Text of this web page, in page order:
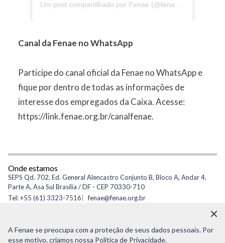
Um post compartilhado por Fenae (@fenaefederacao)
Canal da Fenae no WhatsApp
Participe do canal oficial da Fenae no WhatsApp e
fique por dentro de todas as informações de
interesse dos empregados da Caixa. Acesse:
https://link.fenae.org.br/canalfenae.
Onde estamos
SEPS Qd. 702, Ed. General Alencastro Conjunto B, Bloco A, Andar 4,
Parte A, Asa Sul Brasília / DF - CEP 70330-710
Tel: +55 (61) 3323-7516
fenae@fenae.org.br
A Fenae se preocupa com a proteção de seus dados pessoais. Por
esse motivo, criamos nossa Política de Privacidade.